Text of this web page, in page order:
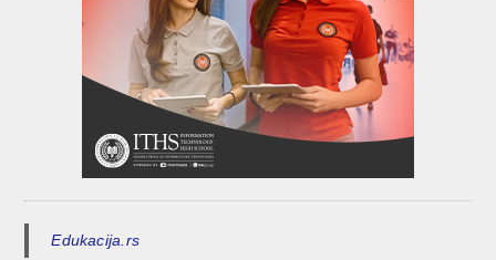
Edukacija.rs